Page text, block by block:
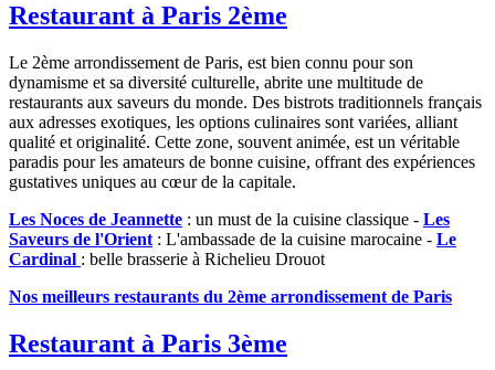
Restaurant à Paris 2ème
Le 2ème arrondissement de Paris, est bien connu pour son
dynamisme et sa diversité culturelle, abrite une multitude de
restaurants aux saveurs du monde. Des bistrots traditionnels français
aux adresses exotiques, les options culinaires sont variées, alliant
qualité et originalité. Cette zone, souvent animée, est un véritable
paradis pour les amateurs de bonne cuisine, offrant des expériences
gustatives uniques au cœur de la capitale.
Les Noces de Jeannette : un must de la cuisine classique - Les
Saveurs de l'Orient : L'ambassade de la cuisine marocaine - Le
Cardinal : belle brasserie à Richelieu Drouot
Nos meilleurs restaurants du 2ème arrondissement de Paris
Restaurant à Paris 3ème